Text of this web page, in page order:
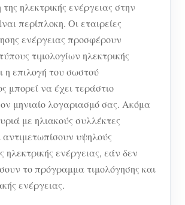
ηλεκτρικής ενέργειας στην
περίπλοκη. Οι εταιρείες
ενέργειας προσφέρουν
τιμολογίων ηλεκτρικής
η επιλογή του σωστού
μπορεί να έχει τεράστιο
μηνιαίο λογαριασμό σας. Ακόμα
με ηλιακούς συλλέκτες
υψηλούς
ηλεκτρικής ενέργειας, εάν δεν
το πρόγραμμα τιμολόγησης και
ενέργειας.